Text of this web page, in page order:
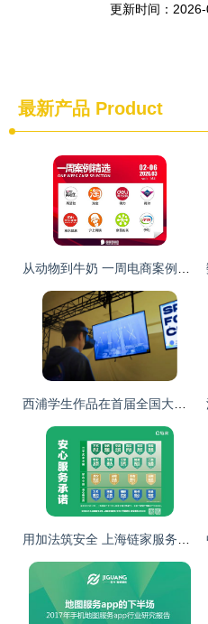
更新时间：
最新产品 Product